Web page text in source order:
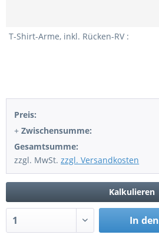
T-Shirt-Arme, inkl. Rücken-RV :
Preis:
+Zwischensumme:
Gesamtsumme:
zzgl. MwSt.zzgl. Versandkosten
Kalkulieren
In den